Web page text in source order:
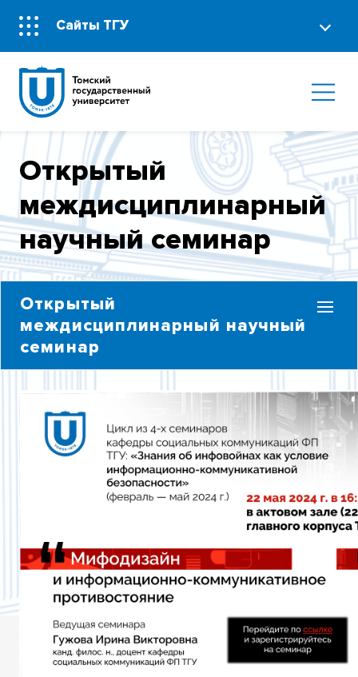
Сайты ТГУ
Открытый
междисциплинарный
научный семинар
Открытый
междисциплинарный научный
семинар
ПРОГРАММА ПОВЫШЕНИЯ КВАЛИФИКАЦИИ
СЕМИНАРЫ 2017 ГОДА
СЕМИНАРЫ 2018 ГОДА
СЕМИНАРЫ 2019 ГОДА
СЕМИНАРЫ 2023 ГОДА
СЕМИНАРЫ 2024 ГОДА